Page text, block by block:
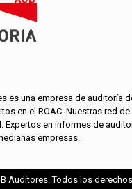
es una empresa de auditoría
en el ROAC. Nuestras red
Expertos en informes de
empresas.
Auditores. Todos los